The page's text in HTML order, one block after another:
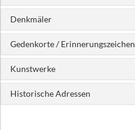
Denkmäler
Gedenkorte / Erinnerungszeichen
Kunstwerke
Historische Adressen